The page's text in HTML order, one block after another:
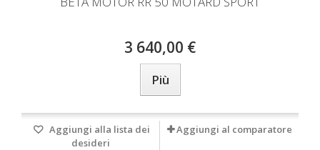
3 640,00 €
Più
Aggiungi alla lista dei
desideri
Aggiungi al comparatore